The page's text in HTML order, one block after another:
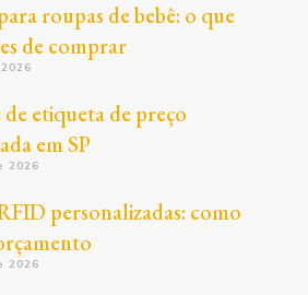
roupas de bebê: o que
de comprar
etiqueta de preço
em SP
2026
personalizadas: como
2026